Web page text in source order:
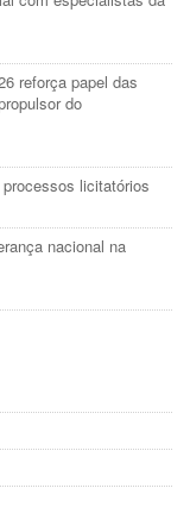
reforça papel das
do
licitatórios
nacional na